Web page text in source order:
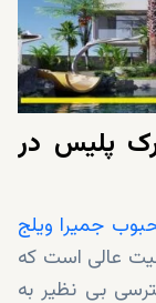
آپارتمان های 99 پارک پلیس در
جمیرا ویلج
عالی است که
بی نظیر به